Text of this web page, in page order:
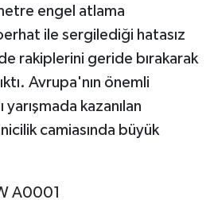
engel atlama
ile sergilediği hatasız
rakiplerini geride bırakarak
Avrupa'nın önemli
yarışmada kazanılan
camiasında büyük